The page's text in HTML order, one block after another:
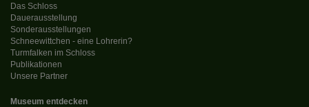
Das Schloss
Dauerausstellung
Sonderausstellungen
Schneewittchen - eine Lohrerin?
Turmfalken im Schloss
Publikationen
Unsere Partner
Museum entdecken